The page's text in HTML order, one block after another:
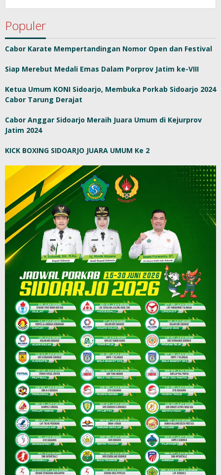
Populer
Cabor Karate Mempertandingan Nomor Open dan Festival
Siap Merebut Medali Emas Dalam Porprov Jatim ke-VIII
Ketua Umum KONI Sidoarjo, Membuka Porkab Sidoarjo 2024
Cabor Tarung Derajat
Cabor Anggar Sidoarjo Meraih Juara Umum di Kejurprov
Jatim 2024
KICK BOXING SIDOARJO JUARA UMUM Ke 2